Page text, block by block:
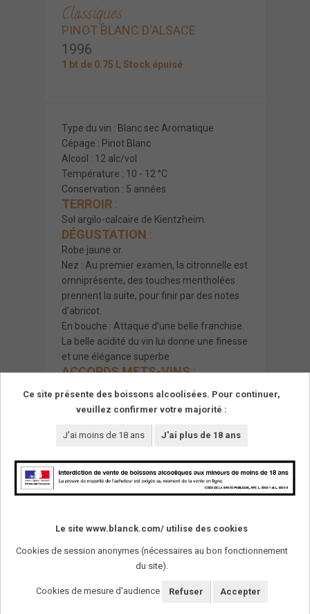
Classiques
PINOT BLANC D'ALSACE
1996
1 bt de 0.75 L Stock épuisé
Type du vin : Blanc sec Aromatique
Cépage : Pinot Blanc
Alcool : 12 alc/vol
Température : 10 - 12 °C
Conservation : 5 années
TERROIR :
Sol argilo-calcaire de Kientzheim.
DÉGUSTATION :
Robe jaune or.
Nez : Au premier examen, la citronnelle est
omniprésente, des touches mentholées
prennent la suite, pour finir par des notes
d’abricot.
En bouche : Attaque d’une belle franchise.
La belle acidité du vin lui donne une finesse
et une élégance superbe
ACCORDS METS-VINS:
Ce site présente des boissons alcoolisées. Pour continuer,
veuillez confirmer votre majorité :
J'ai moins de 18 ans J'ai plus de 18 ans
Le site www.blanck.com/ utilise des cookies
Cookies de session anonymes (nécessaires au bon fonctionnement
du site).
Cookies de mesure d'audience Refuser Accepter